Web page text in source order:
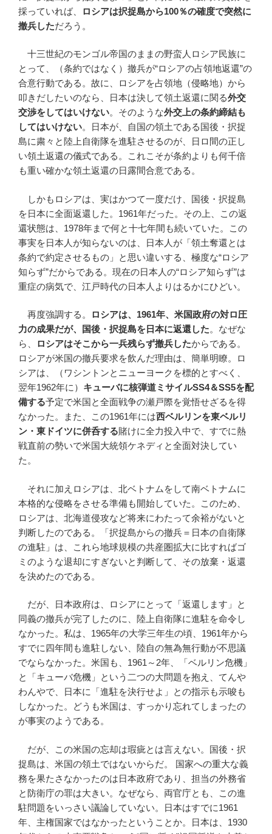
採っていれば、
ロシアは択捉島から100％の確度で突然に
撤兵しただろう。
十三世紀のモンゴル帝国のままの野蛮人ロシア民族に
とって、（条約ではなく）撤兵が“ロシアの占領地返還”の
合意行動である。故に、ロシアを占領地（侵略地）から
叩きだしたいのなら、日本は決して領土返還に関る外交
交渉をしてはいけない。そのような外交上の条約締結も
してはいけない。日本が、自国の領土である国後・択捉
島に粛々と陸上自衛隊を進駐させるのが、日ロ間の正し
い領土返還の儀式である。これこそが条約よりも何千倍
も重い確かな領土返還の日露間合意である。
しかもロシアは、実はかつて一度だけ、国後・択捉島
を日本に全面返還した。1961年だった。その上、この返
還状態は、1978年まで何と十七年間も続いていた。この
事実を日本人が知らないのは、日本人が「領土奪還とは
条約で約定させるもの」と思い違いする、極度な“ロシア
知らず”だからである。現在の日本人の“ロシア知らず”は
重症の病気で、江戸時代の日本人よりはるかにひどい。
再度強調する。 ロシアは、 1961年、米国政府の対ロ圧
力の成果だが、国後・択捉島を日本に返還した。なぜな
ら、
ロシアはそこから一兵残らず撤兵したからである。
ロシアが米国の撤兵要求を飲んだ理由は、簡単明瞭。ロ
シアは、（ワシントンとニューヨークを標的とすべく、
翌年1962年に） キューバに核弾道ミサイルSS4＆SS5を配
備する予定で米国と全面戦争の瀬戸際を覚悟せざるを得
なかった。また、この1961年には西ベルリンを東ベルリ
ン・東ドイツに併呑する賭けに全力投入中で、すでに熱
戦直前の勢いで米国大統領ケネディと全面対決してい
た。
それに加えロシアは、北ベトナムをして南ベトナムに
本格的な侵略をさせる準備も開始していた。このため、
ロシアは、北海道侵攻など将来にわたって余裕がないと
判断したのである。「択捉島からの撤兵＝日本の自衛隊
の進駐」は、これら地球規模の共産圏拡大に比すればゴ
ミのような退却にすぎないと判断して、その放棄・返還
を決めたのである。
だが、日本政府は、ロシアにとって「返還します」と
同義の撤兵が完了したのに、陸上自衛隊に進駐を命令し
なかった。私は、1965年の大学三年生の頃、1961年から
すでに四年間も進駐しない、陸自の無為無行動が不思議
でならなかった。米国も、1961～2年、「ベルリン危機」
と「キューバ危機」という二つの大問題を抱え、てんや
わんやで、日本に「進駐を決行せよ」との指示も示唆も
しなかった。どうも米国は、すっかり忘れてしまったの
が事実のようである。
だが、この米国の忘却は瑕疵とは言えない。国後・択
捉島は、米国の領土ではないからだ。 国家への重大な義
務を果たさなかったのは日本政府であり、担当の外務省
と防衛庁の罪は大きい。なぜなら、両官庁とも、この進
駐問題をいっさい議論していない。日本はすでに1961
年、主権国家ではなかったということか。日本は、1930